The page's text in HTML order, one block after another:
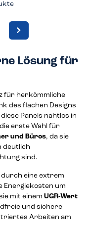
Lösung für
für herkömmliche
des flachen Designs
Panels nahtlos in
erste Wahl für
und Büros, da sie
deutlich
sind.
eine extrem
Energiekosten um
mit einem UGR-Wert
und sichere
Arbeiten am